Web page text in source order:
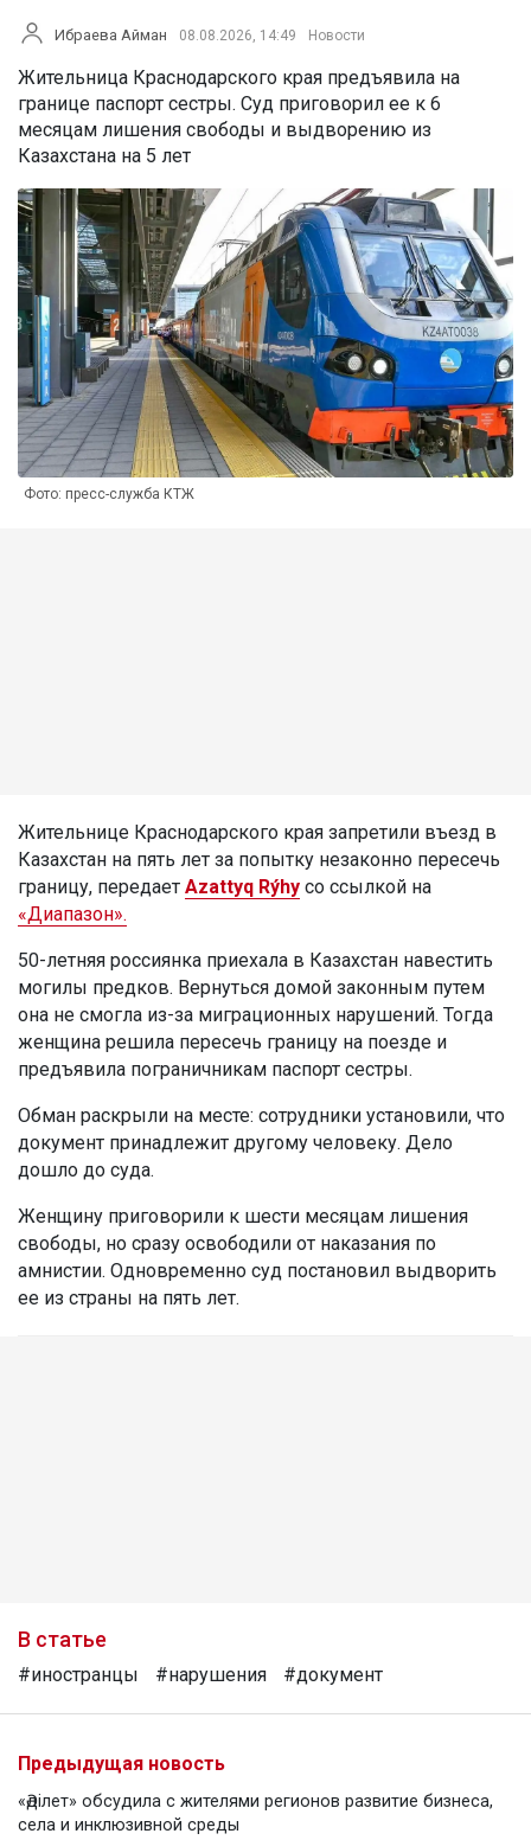
Ибраева Айман 08.08.2026, 14:49 Новости
Жительница Краснодарского края предъявила на
границе паспорт сестры. Суд приговорил ее к 6
месяцам лишения свободы и выдворению из
Казахстана на 5 лет
Фото: пресс-служба КТЖ
Жительнице Краснодарского края запретили въезд в
Казахстан на пять лет за попытку незаконно пересечь
границу, передает Azattyq Rýhy со ссылкой на
«Диапазон».
50-летняя россиянка приехала в Казахстан навестить
могилы предков. Вернуться домой законным путем
она не смогла из-за миграционных нарушений. Тогда
женщина решила пересечь границу на поезде и
предъявила пограничникам паспорт сестры.
Обман раскрыли на месте: сотрудники установили, что
документ принадлежит другому человеку. Дело
дошло до суда.
Женщину приговорили к шести месяцам лишения
свободы, но сразу освободили от наказания по
амнистии. Одновременно суд постановил выдворить
ее из страны на пять лет.
В статье
#иностранцы #нарушения #документ
Предыдущая новость
«Әділет» обсудила с жителями регионов развитие бизнеса,
села и инклюзивной среды